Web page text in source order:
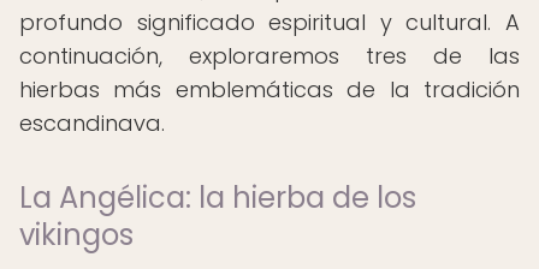
profundo significado espiritual y cultural. A
continuación, exploraremos tres de las
hierbas más emblemáticas de la tradición
escandinava.
La Angélica: la hierba de los
vikingos